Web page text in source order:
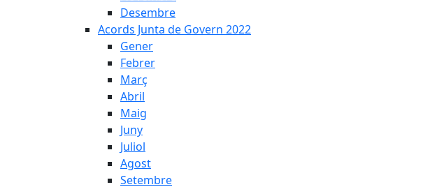
Desembre
Acords Junta de Govern 2022
Gener
Febrer
Març
Abril
Maig
Juny
Juliol
Agost
Setembre